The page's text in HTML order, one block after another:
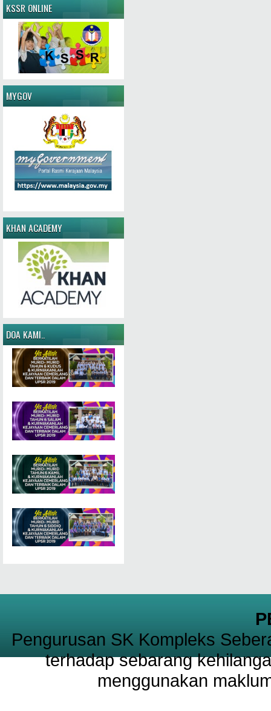
KSSR ONLINE
MYGOV
KHAN ACADEMY
DOA KAMI..
Pengurusan SK Kompleks
terhadap sebarang
menggunakan